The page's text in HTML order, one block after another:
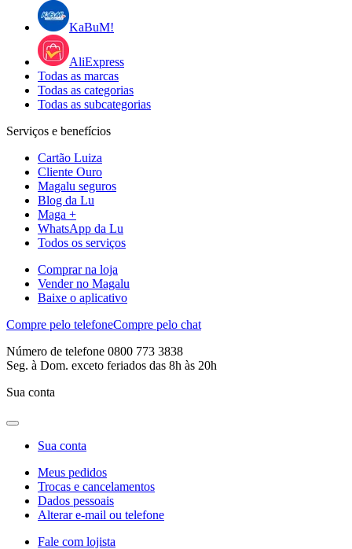
KaBuM!
AliExpress
Todas as marcas
Todas as categorias
Todas as subcategorias
Serviços e benefícios
Cartão Luiza
Cliente Ouro
Magalu seguros
Blog da Lu
Maga +
WhatsApp da Lu
Todos os serviços
Comprar na loja
Vender no Magalu
Baixe o aplicativo
Compre pelo telefoneCompre pelo chat
Número de telefone 0800 773 3838
Seg. à Dom. exceto feriados das 8h às 20h
Sua conta
Sua conta
Meus pedidos
Trocas e cancelamentos
Dados pessoais
Alterar e-mail ou telefone
Fale com lojista